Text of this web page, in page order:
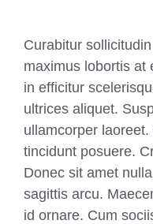
Curabitur
maximus lobortis at
in efficitur
ultrices aliquet.
ullamcorper
tincidunt posuere.
Donec sit amet
sagittis arcu.
id ornare. Cum